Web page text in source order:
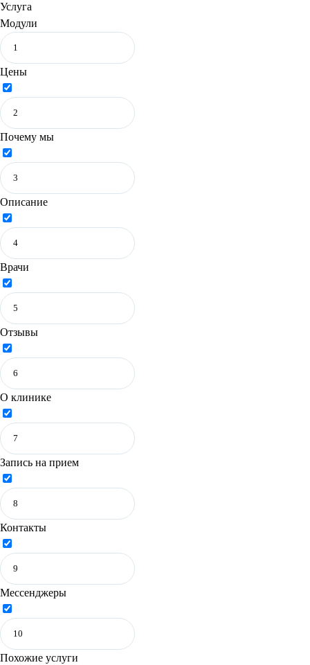
Услуга
Модули
Цены
Почему мы
Описание
Врачи
Отзывы
О клинике
Запись на прием
Контакты
Мессенджеры
Похожие услуги